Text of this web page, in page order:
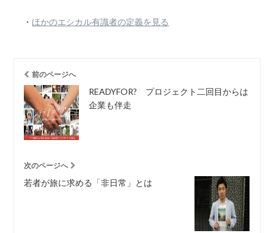
・ ほかのエシカル有識者の定義を見る
前のページへ
READYFOR? プロジェクト二回目からは
企業も伴走
次のページへ
若者が旅に求める「非日常」とは